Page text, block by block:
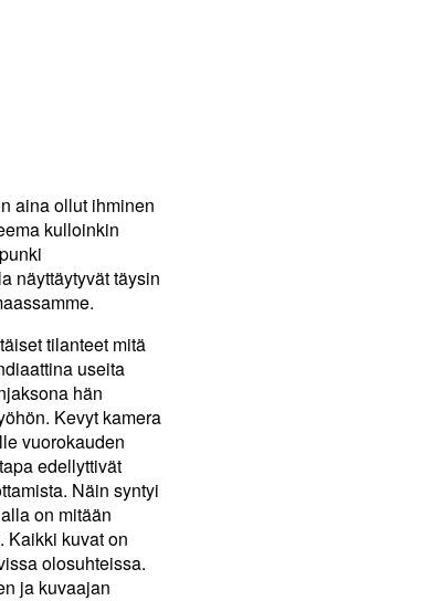
aina ollut ihminen
kulloinkin
näyttäytyvät täysin
tilanteet mitä
useita
hän
Kevyt kamera
vuorokauden
edellyttivät
Näin syntyi
on mitään
Kaikki kuvat on
olosuhteissa.
ja kuvaajan